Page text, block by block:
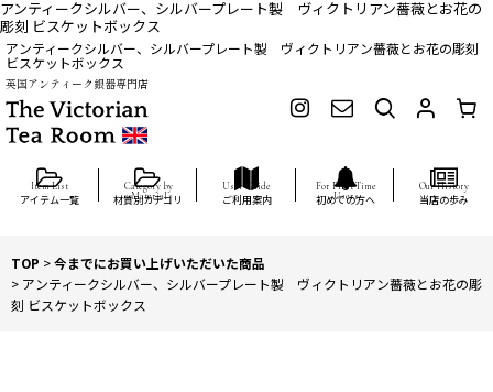
アンティークシルバー、シルバープレート製 ヴィクトリアン薔薇とお花の
彫刻 ビスケットボックス
アンティークシルバー、シルバープレート製 ヴィクトリアン薔薇とお花の彫刻
ビスケットボックス
英国アンティーク銀器専門店
アイテム一覧 材質別カテゴリ ご利用案内 初めての方へ 当店の歩み
TOP >今までにお買い上げいただいた商品
> アンティークシルバー、シルバープレート製 ヴィクトリアン薔薇とお花の彫
刻 ビスケットボックス